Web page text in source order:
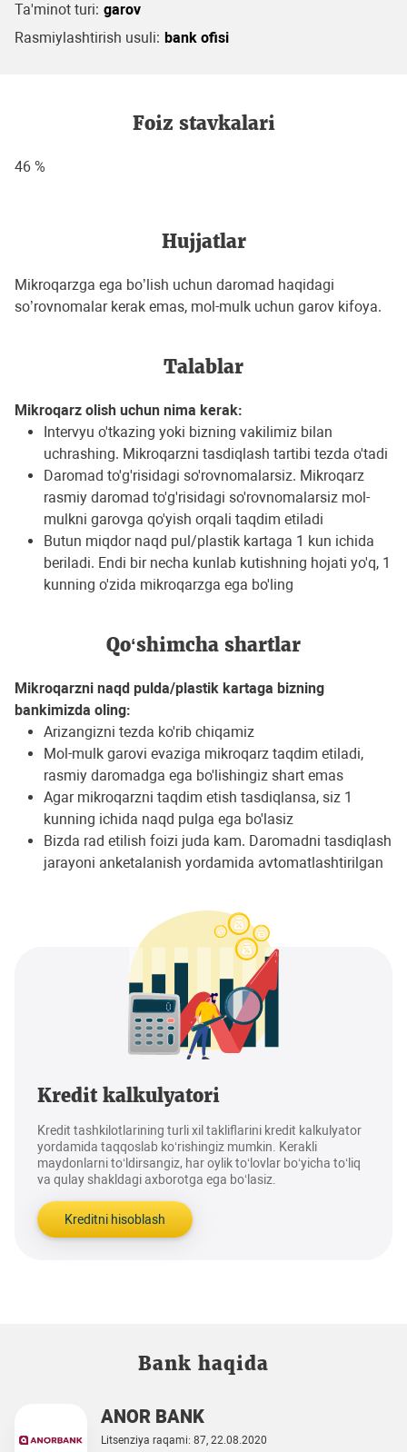
Ta'minot turi: garov
Rasmiylashtirish usuli: bank ofisi
Foiz stavkalari
46 %
Hujjatlar
Mikroqarzga ega bo’lish uchun daromad haqidagi
so’rovnomalar kerak emas, mol-mulk uchun garov kifoya.
Talablar
Mikroqarz olish uchun nima kerak:
Intervyu o'tkazing yoki bizning vakilimiz bilan
uchrashing. Mikroqarzni tasdiqlash tartibi tezda o'tadi
Daromad to'g'risidagi so'rovnomalarsiz. Mikroqarz
rasmiy daromad to'g'risidagi so'rovnomalarsiz mol-
mulkni garovga qo'yish orqali taqdim etiladi
Butun miqdor naqd pul/plastik kartaga 1 kun ichida
beriladi. Endi bir necha kunlab kutishning hojati yo'q, 1
kunning o'zida mikroqarzga ega bo'ling
Qo‘shimcha shartlar
Mikroqarzni naqd pulda/plastik kartaga bizning
bankimizda oling:
Arizangizni tezda ko'rib chiqamiz
Mol-mulk garovi evaziga mikroqarz taqdim etiladi,
rasmiy daromadga ega bo'lishingiz shart emas
Agar mikroqarzni taqdim etish tasdiqlansa, siz 1
kunning ichida naqd pulga ega bo'lasiz
Bizda rad etilish foizi juda kam. Daromadni tasdiqlash
jarayoni anketalanish yordamida avtomatlashtirilgan
Kredit kalkulyatori
Kredit tashkilotlarining turli xil takliflarini kredit kalkulyator
yordamida taqqoslab ko‘rishingiz mumkin. Kerakli
maydonlarni to‘ldirsangiz, har oylik to‘lovlar bo‘yicha to‘liq
va qulay shakldagi axborotga ega bo‘lasiz.
Kreditni hisoblash
Bank haqida
ANOR BANK
Litsenziya raqami: 87, 22.08.2020